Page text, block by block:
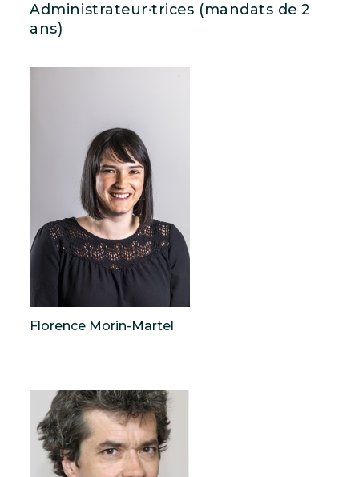
Administrateur·trices (mandats de 2
ans)
Florence Morin-Martel